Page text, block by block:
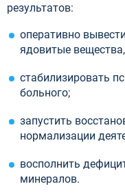
результатов:
оперативно
ядовитые
стабилизировать
больного;
запустить
нормализации
восполнить
минералов.